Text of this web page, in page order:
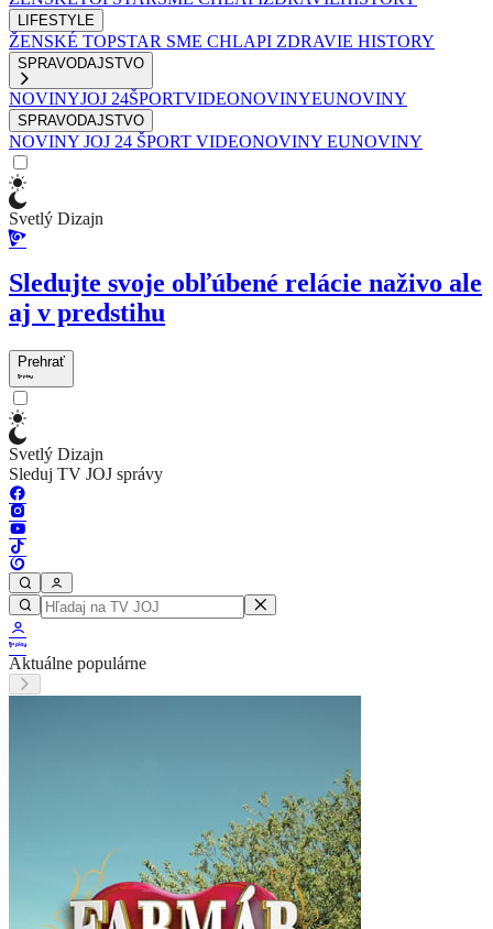
LIFESTYLE
ŽENSKÉ TOPSTAR SME CHLAPI ZDRAVIE HISTORY
SPRAVODAJSTVO
NOVINYJOJ 24ŠPORTVIDEONOVINYEUNOVINY
SPRAVODAJSTVO
NOVINY JOJ 24 ŠPORT VIDEONOVINY EUNOVINY
Svetlý Dizajn
Sledujte svoje obľúbené relácie naživo ale
aj v predstihu
Prehrať
Svetlý Dizajn
Sleduj TV JOJ správy
Aktuálne populárne